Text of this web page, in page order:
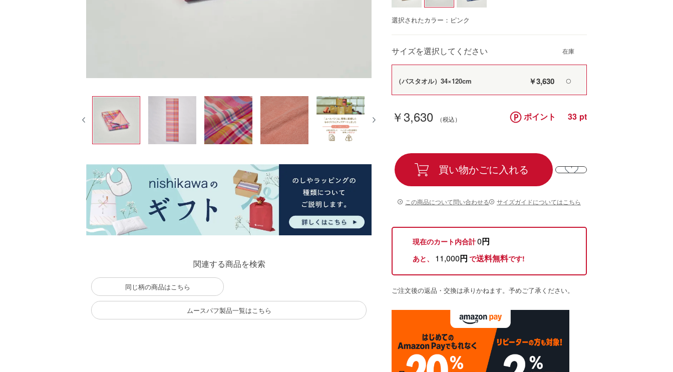
関連する商品を検索
同じ柄の商品はこちら
ムースパフ製品一覧はこちら
￥3,630 ポイント 33
現在のカート内合計0円
あと、 11,000円 で送料無料です!
選択されたカラー：ピンク
サイズを選択してください
（バスタオル）34×120cm ￥3,630 〇
買い物かごに入れる
この商品について問い合わせる サイズガイドについてはこちら
ご注文後の返品・交換は承りかねます。予めご了承ください。